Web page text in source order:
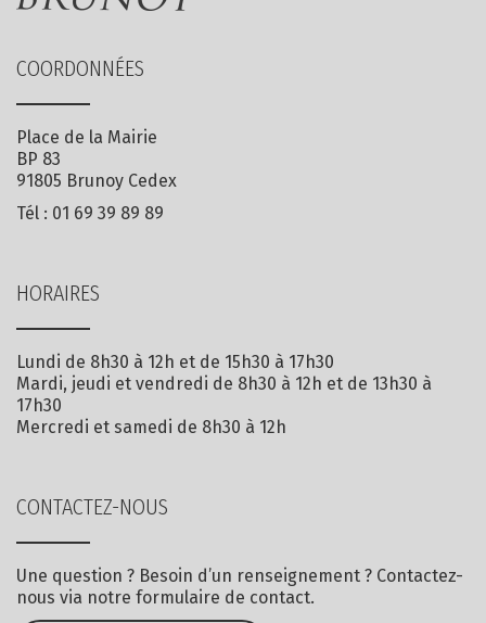
COORDONNÉES
Place de la Mairie
BP 83
91805 Brunoy Cedex
Tél : 01 69 39 89 89
HORAIRES
Lundi de 8h30 à 12h et de 15h30 à 17h30
Mardi, jeudi et vendredi de 8h30 à 12h et de 13h30 à
17h30
Mercredi et samedi de 8h30 à 12h
CONTACTEZ-NOUS
Une question ? Besoin d’un renseignement ? Contactez-
nous via notre formulaire de contact.